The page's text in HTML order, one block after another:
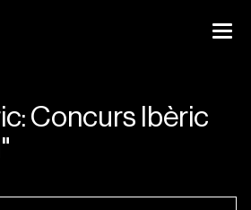
Concurs Ibèric